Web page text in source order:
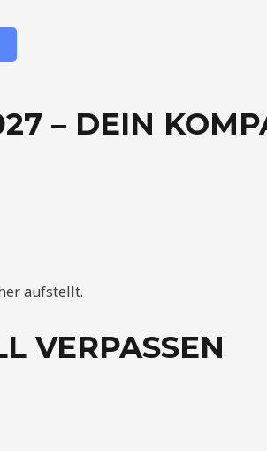
– DEIN
aufstellt.
VERPASSEN